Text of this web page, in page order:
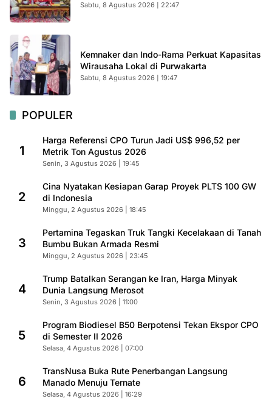
Sabtu, 8 Agustus 2026 | 22:47
Kemnaker dan Indo-Rama Perkuat Kapasitas
Wirausaha Lokal di Purwakarta
Sabtu, 8 Agustus 2026 | 19:47
POPULER
1
Harga Referensi CPO Turun Jadi US$ 996,52 per
Metrik Ton Agustus 2026
Senin, 3 Agustus 2026 | 19:45
2
Cina Nyatakan Kesiapan Garap Proyek PLTS 100 GW
di Indonesia
Minggu, 2 Agustus 2026 | 18:45
3
Pertamina Tegaskan Truk Tangki Kecelakaan di Tanah
Bumbu Bukan Armada Resmi
Minggu, 2 Agustus 2026 | 23:45
4
Trump Batalkan Serangan ke Iran, Harga Minyak
Dunia Langsung Merosot
Senin, 3 Agustus 2026 | 11:00
5
Program Biodiesel B50 Berpotensi Tekan Ekspor CPO
di Semester II 2026
Selasa, 4 Agustus 2026 | 07:00
6
TransNusa Buka Rute Penerbangan Langsung
Manado Menuju Ternate
Selasa, 4 Agustus 2026 | 16:29